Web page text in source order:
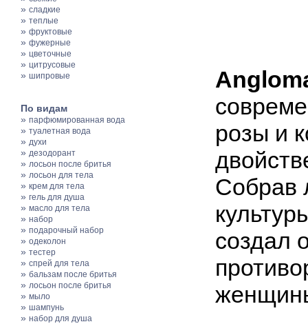
» сладкие
» теплые
» фруктовые
» фужерные
» цветочные
» цитрусовые
» шипровые
По видам
» парфюмированная вода
» туалетная вода
» духи
» дезодорант
» лосьон после бритья
» лосьон для тела
» крем для тела
» гель для душа
» масло для тела
» набор
» подарочный набор
» одеколон
» тестер
» спрей для тела
» бальзам после бритья
» лосьон после бритья
» мыло
» шампунь
» набор для душа
розы и
Собрав
создал